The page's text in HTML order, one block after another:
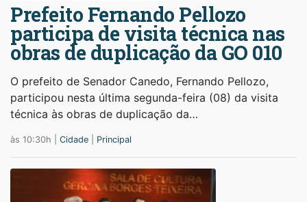
Prefeito Fernando Pellozo
participa de visita técnica nas
obras de duplicação da GO 010
O prefeito de Senador Canedo, Fernando Pellozo,
participou nesta última segunda-feira (08) da visita
técnica às obras de duplicação da…
às 10:30h | Cidade Principal